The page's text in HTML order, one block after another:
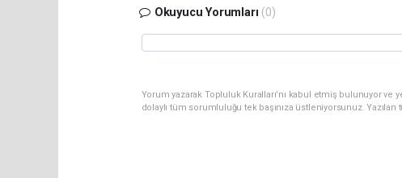
Okuyucu Yorumları (0)
Yorum yazarak Topluluk Kuralları’nı kabul etmiş bulunuyor ve
dolaylı tüm sorumluluğu tek başınıza üstleniyorsunuz.